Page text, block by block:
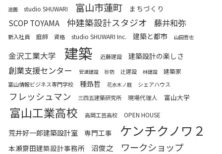
造園 studio SHUWARI 富山市蓮町 まちづくり
SCOP TOYAMA 仲建築設計スタジオ 藤井和弥
新入社員 庭師 資格 studio SHUWARI Inc. 建築と都市 山田哲也
金沢工業大学 建築 近藤建設 建築設計の楽しさ
創業支援センター 安達建設 砂防 辻建設 林建設 建築家
富山情報ビジネス専門学校 種昻哲 花水木ノ庭 シェアハウス
フレッシュマン 三四五建築研究所 現場代理人 富山大学
富山工業高校 高岡工芸高校 OPEN HOUSE
荒井好一郎建築設計室 専門工事 ケンチクノワ２
本瀬齋田建築設計事務所 沼俊之 ワークショップ